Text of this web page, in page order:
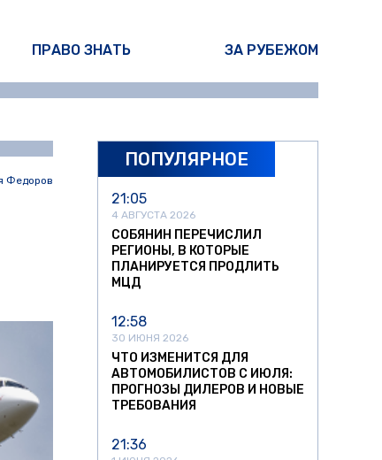
ПРАВО ЗНАТЬ ЗА РУБЕЖОМ
Федоров
ПОПУЛЯРНОЕ
21:05
4 АВГУСТА 2026
СОБЯНИН ПЕРЕЧИСЛИЛ
РЕГИОНЫ, В КОТОРЫЕ
ПЛАНИРУЕТСЯ ПРОДЛИТЬ
МЦД
12:58
30 ИЮНЯ 2026
ЧТО ИЗМЕНИТСЯ ДЛЯ
АВТОМОБИЛИСТОВ С ИЮЛЯ:
ПРОГНОЗЫ ДИЛЕРОВ И НОВЫЕ
ТРЕБОВАНИЯ
21:36